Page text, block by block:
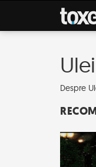
Ulei
Despre